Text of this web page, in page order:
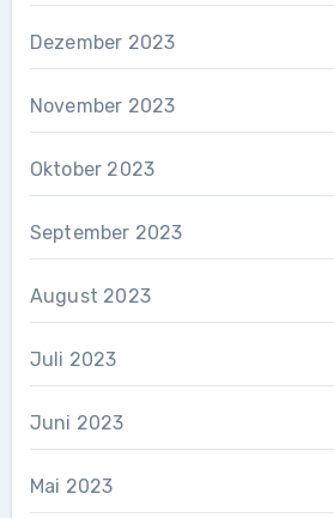
Dezember 2023
November 2023
Oktober 2023
September 2023
August 2023
Juli 2023
Juni 2023
Mai 2023